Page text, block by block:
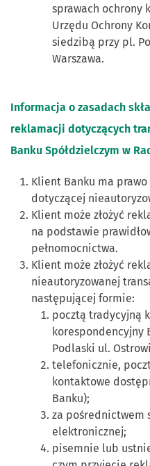
sprawach ochrony
Urzędu Ochrony
siedzibą przy pl.
Warszawa.
Informacja o zasadach
reklamacji dotyczących
Banku Spółdzielczym w
Klient Banku ma
dotyczącej
Klient może złożyć
na podstawie
pełnomocnictwa.
Klient może złożyć
nieautoryzowanej
następującej formie:
pocztą tradycyjną
korespondencyjny
Podlaski ul.
telefonicznie,
kontaktowe
Banku);
za pośrednictwem
elektronicznej;
pisemnie lub